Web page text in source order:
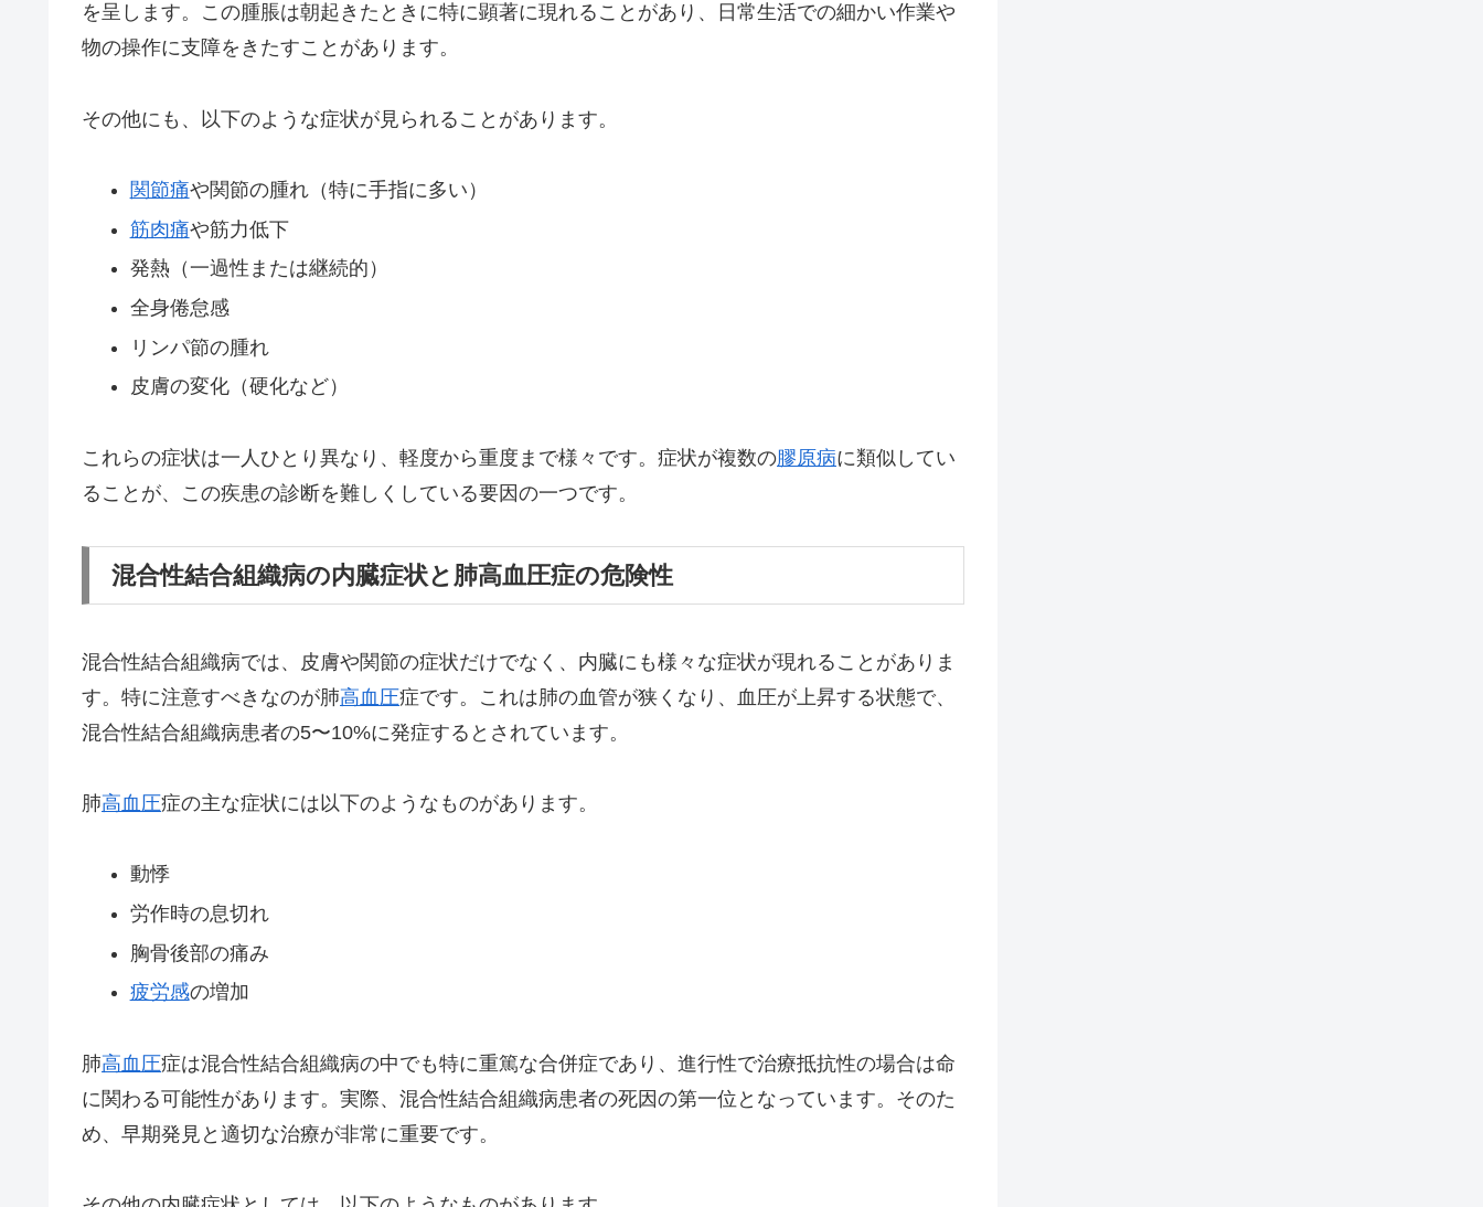
を呈します。この腫脹は朝起きたときに特に顕著に現れることがあり、日常生活での細かい作業や
物の操作に支障をきたすことがあります。
その他にも、以下のような症状が見られることがあります。
関節痛や関節の腫れ（特に手指に多い）
筋肉痛や筋力低下
発熱（一過性または継続的）
全身倦怠感
リンパ節の腫れ
皮膚の変化（硬化など）
これらの症状は一人ひとり異なり、軽度から重度まで様々です。症状が複数の膠原病に類似してい
ることが、この疾患の診断を難しくしている要因の一つです。
混合性結合組織病の内臓症状と肺高血圧症の危険性
混合性結合組織病では、皮膚や関節の症状だけでなく、内臓にも様々な症状が現れることがありま
す。特に注意すべきなのが肺高血圧症です。これは肺の血管が狭くなり、血圧が上昇する状態で、
混合性結合組織病患者の5〜10%に発症するとされています。
肺高血圧症の主な症状には以下のようなものがあります。
動悸
労作時の息切れ
胸骨後部の痛み
疲労感の増加
肺高血圧症は混合性結合組織病の中でも特に重篤な合併症であり、進行性で治療抵抗性の場合は命
に関わる可能性があります。実際、混合性結合組織病患者の死因の第一位となっています。そのた
め、早期発見と適切な治療が非常に重要です。